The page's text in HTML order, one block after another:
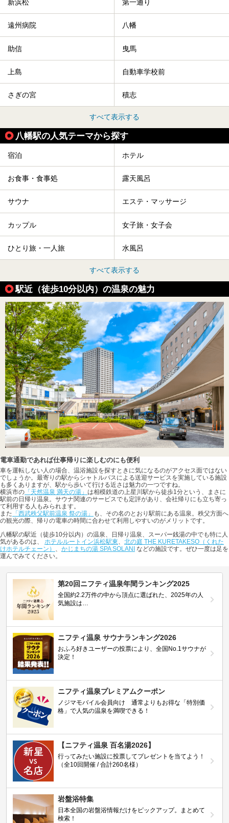
新浜松 第一通り
遠州病院 八幡
助信 曳馬
上島 自動車学校前
さぎの宮 積志
すべて表示する
八幡駅の人気テーマから探す
宿泊 ホテル
お食事・食事処 露天風呂
サウナ エステ・マッサージ
カップル 女子旅・女子会
ひとり旅・一人旅 水風呂
すべて表示する
駅近（徒歩10分以内）の温泉の魅力
電車通勤であれば仕事帰りに楽しむのにも便利
車を運転しない人の場合、温浴施設を探すときに気になるのがアクセス面ではない
でしょうか。最寄りの駅からシャトルバスによる送迎サービスを実施している施設
も多くありますが、駅から歩いて行ける近さは魅力の一つですね。
横浜市の 「天然温泉 満天の湯」 は相模鉄道の上星川駅から徒歩1分という、まさに
駅前の日帰り温泉。サウナ関連のサービスでも定評があり、会社帰りにも立ち寄っ
て利用する人もみられます。
また 「西武秩父駅前温泉 祭の湯」
も、その名のとおり駅前にある温泉。秩父方面へ
の観光の際、帰りの電車の時間に合わせて利用しやすいのがメリットです。
八幡駅の駅近（徒歩10分以内）の温泉、日帰り温泉、スーパー銭湯の中でも特に人
気があるのは、 ホテルルートイン浜松駅東、 北の庭 THE KURETAKESO（くれた
けホテルチェーン） 、 かじまちの湯 SPA SOLANI などの施設です。ぜひ一度は足を
運んでみてください。
第20回ニフティ温泉年間ランキング2025
全国約2.2万件の中から頂点に選ばれた、2025年の人
気施設は…
ニフティ温泉 サウナランキング2026
おふろ好きユーザーの投票により、全国No.1サウナが
決定！
ニフティ温泉プレミアムクーポン
ノジマモバイル会員向け 通常よりもお得な「特別価
格」で人気の温泉を満喫できる！
【ニフティ温泉 百名湯2026】
行ってみたい施設に投票してプレゼントを当てよう！
（全10回開催 / 合計260名様）
岩盤浴特集
日本全国の岩盤浴情報だけをピックアップ。まとめて
検索！